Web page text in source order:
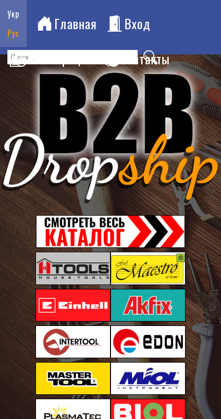
Укр
Рус
Главная
Вход
Регистрация
Контакты